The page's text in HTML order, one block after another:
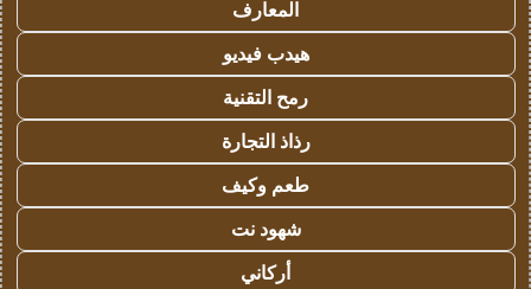
المعارف
هيدب فيديو
رمح التقنية
رذاذ التجارة
طعم وكيف
شهود نت
أركاني